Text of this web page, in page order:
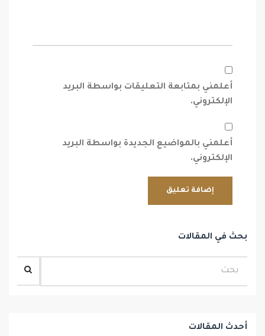
أعلمني بمتابعة التعليقات بواسطة البريد
الإلكتروني.
أعلمني بالمواضيع الجديدة بواسطة البريد
الإلكتروني.
بحث في المقالات
أحدث المقالات